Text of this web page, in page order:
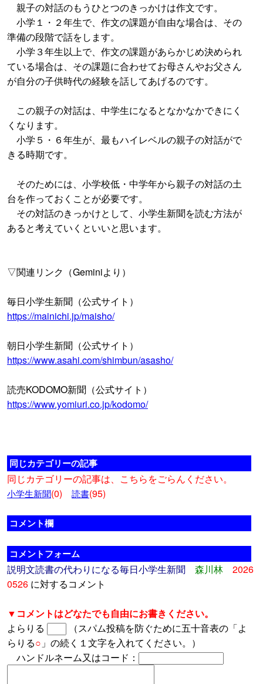
親子の対話のもうひとつのきっかけは作文です。
小学１・２年生で、作文の課題が自由な場合は、その
準備の段階で話をします。
小学３年生以上で、作文の課題があらかじめ決められ
ている場合は、その課題に合わせてお母さんやお父さん
が自分の子供時代の経験を話してあげるのです。
この親子の対話は、中学生になるとなかなかできにく
くなります。
小学５・６年生が、最もハイレベルの親子の対話がで
きる時期です。
そのためには、小学校低・中学年から親子の対話の土
台を作っておくことが必要です。
その対話のきっかけとして、小学生新聞を読む方法が
あると考えていくといいと思います。
▽関連リンク（Geminiより）
毎日小学生新聞（公式サイト）
https://mainichi.jp/maisho/
朝日小学生新聞（公式サイト）
https://www.asahi.com/shimbun/asasho/
読売KODOMO新聞（公式サイト）
https://www.yomiuri.co.jp/kodomo/
同じカテゴリーの記事
同じカテゴリーの記事は、こちらをごらんください。
小学生新聞(0) 読書(95)
コメント欄
コメントフォーム
説明文読書の代わりになる毎日小学生新聞 森川林
2026
0526 に対するコメント
▼コメントはどなたでも自由にお書きください。
よらりる
（スパム投稿を防ぐために五十音表の「よ
らりる○ 」の続く１文字を入れてください。）
ハンドルネーム又はコード：